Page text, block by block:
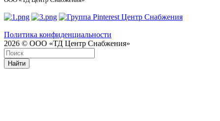
Политика конфиденциальности
2026 © ООО «ТД Центр Снабжения»
Найти